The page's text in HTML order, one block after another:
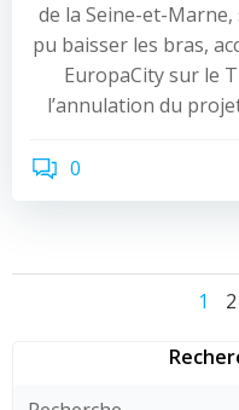
de la Seine-et-
pu baisser les bras,
EuropaCity sur le
l’annulation du
0
Page
1 2